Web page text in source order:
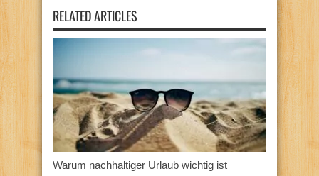
RELATED ARTICLES
Warum nachhaltiger Urlaub wichtig ist